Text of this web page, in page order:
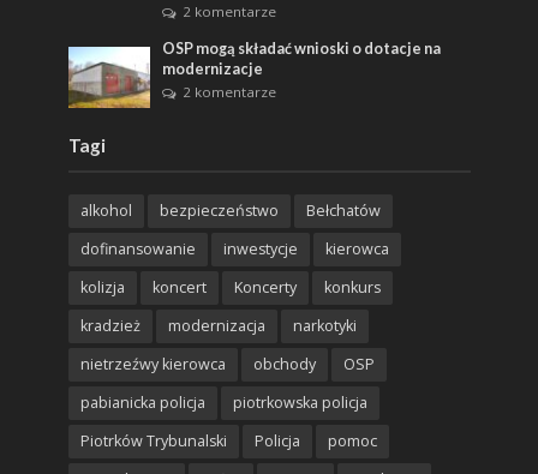
2 komentarze
OSP mogą składać wnioski o dotacje na
modernizacje
2 komentarze
Tagi
alkohol bezpieczeństwo
Bełchatów
dofinansowanie
inwestycje
kierowca
kolizja
koncert Koncerty
konkurs
kradzież
modernizacja
narkotyki
nietrzeźwy kierowca
obchody
OSP
pabianicka policja
piotrkowska policja
Piotrków Trybunalski
Policja
pomoc